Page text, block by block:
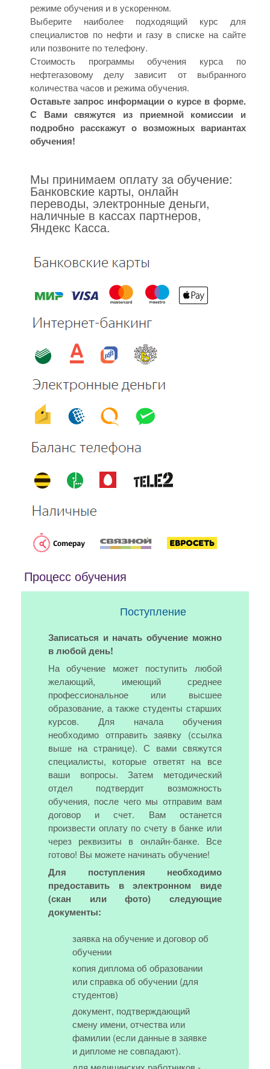
режиме обучения и в ускоренном.
Выберите наиболее подходящий курс для
специалистов по нефти и газу в списке на сайте
или позвоните по телефону.
Стоимость программы обучения курса по
нефтегазовому делу зависит от выбранного
количества часов и режима обучения.
Оставьте запрос информации о курсе в форме.
С Вами свяжутся из приемной комиссии и
подробно расскажут о возможных вариантах
обучения!
Мы принимаем оплату за обучение:
Банковские карты, онлайн
переводы, электронные деньги,
наличные в кассах партнеров,
Яндекс Касса.
Процесс обучения
Поступление
Записаться и начать обучение можно
в любой день!
На обучение может поступить любой
желающий, имеющий среднее
профессиональное или высшее
образование, а также студенты старших
курсов. Для начала обучения
необходимо отправить заявку (ссылка
выше на странице). С вами свяжутся
специалисты, которые ответят на все
ваши вопросы. Затем методический
отдел подтвердит возможность
обучения, после чего мы отправим вам
договор и счет. Вам останется
произвести оплату по счету в банке или
через реквизиты в онлайн-банке. Все
готово! Вы можете начинать обучение!
Для поступления необходимо
предоставить в электронном виде
(скан или фото) следующие
документы:
заявка на обучение и договор об
обучении
копия диплома об образовании
или справка об обучении (для
студентов)
документ, подтверждающий
смену имени, отчества или
фамилии (если данные в заявке
и дипломе не совпадают).